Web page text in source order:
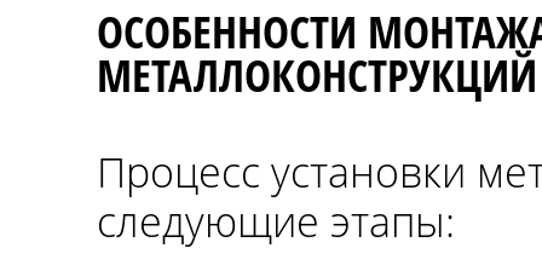
ОСОБЕННОСТИ
МЕТАЛЛОКОНСТРУКЦИЙ
Процесс установки
следующие этапы: